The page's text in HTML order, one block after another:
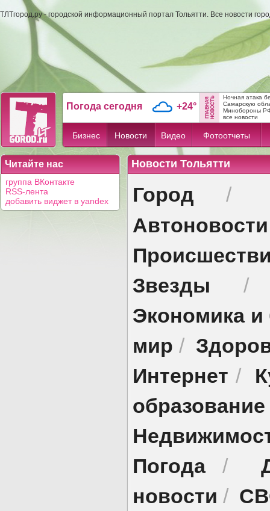
ТЛТгород.ру - городской информационный портал Тольятти. Все новости
Погода сегодня +24°
Ночная атака
Самарскую
Минобороны
все новости
Бизнес Новости Видео Фотоотчеты
Читайте нас
группа ВКонтакте
RSS-лента
добавить виджет в yandex
Новости Тольятти
Город /
Автоновости
Звезды
Экономика и
мир /
Интернет /
образование
Погода/
новости /